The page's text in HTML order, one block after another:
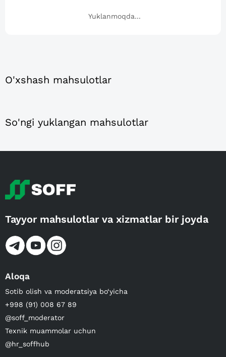
Yuklanmoqda...
O'xshash mahsulotlar
So'ngi yuklangan mahsulotlar
Tayyor mahsulotlar va xizmatlar bir joyda
Aloqa
Sotib olish va moderatsiya bo‘yicha
+998 (91) 008 67 89
@soff_moderator
Texnik muammolar uchun
@hr_soffhub